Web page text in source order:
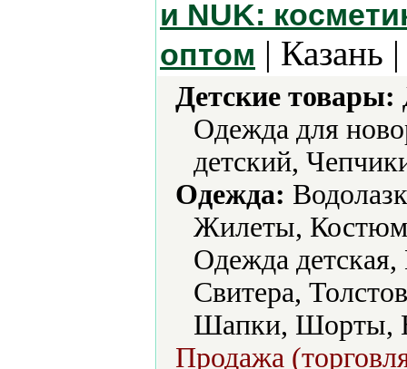
и NUK:
оптом | Казань
Детские товары:
Одежда для
детский,
Одежда:
Жилеты,
Одежда
Свитера,
Шапки, Шорты,
Продажа